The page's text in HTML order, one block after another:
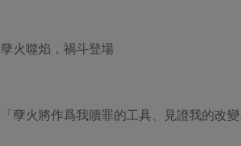
孽火噬焰，禍斗登場
「孽火將作爲我贖罪的工具、見證我的改